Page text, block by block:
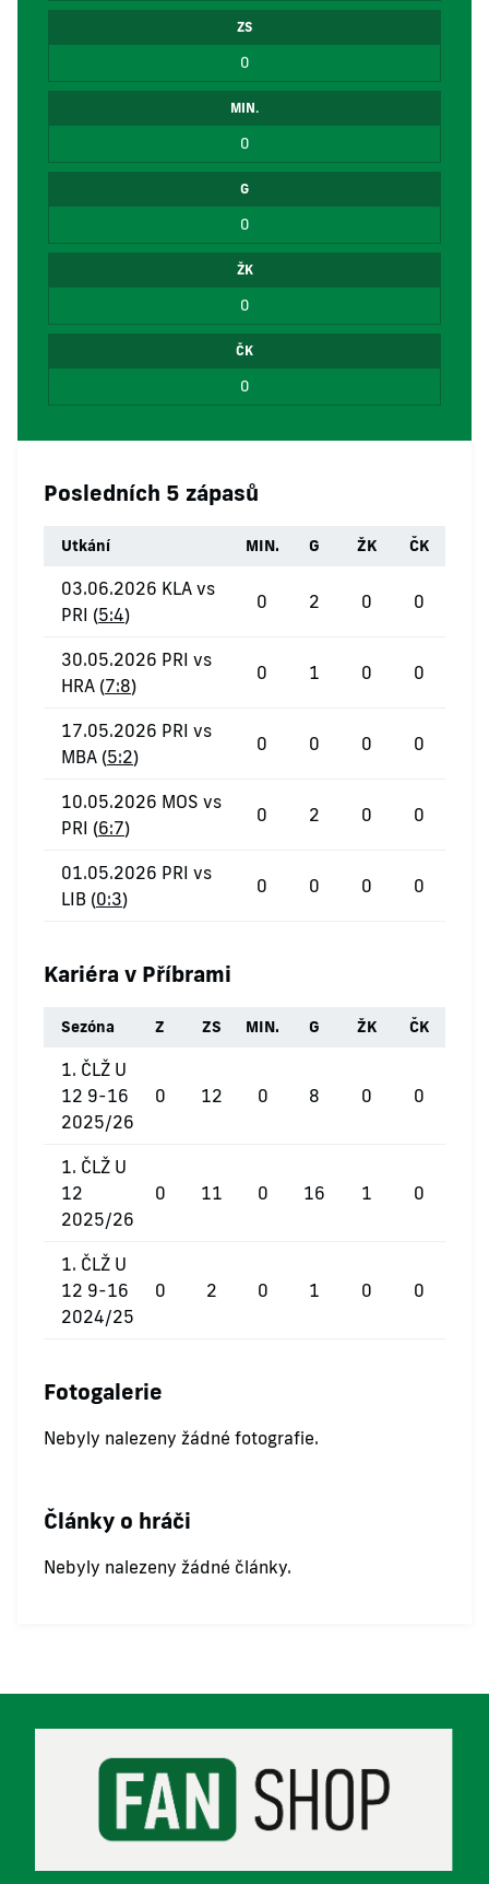
ZS
0
MIN.
0
G
0
ŽK
0
ČK
0
Posledních 5 zápasů
Utkání MIN. G ŽK ČK
03.06.2026 KLA vs
PRI (5:4)
0 2 0 0
30.05.2026 PRI vs
HRA (7:8)
0 1 0 0
17.05.2026 PRI vs
MBA (5:2)
0 0 0 0
10.05.2026 MOS vs
PRI (6:7)
0 2 0 0
01.05.2026 PRI vs
LIB (0:3)
0 0 0 0
Kariéra v Příbrami
Sezóna Z ZS MIN. G ŽK ČK
1. ČLŽ U
12 9-16
2025/26
0 12 0 8 0 0
1. ČLŽ U
12
2025/26
0 11 0 16 1 0
1. ČLŽ U
12 9-16
2024/25
0 2 0 1 0 0
Fotogalerie
Nebyly nalezeny žádné fotografie.
Články o hráči
Nebyly nalezeny žádné články.